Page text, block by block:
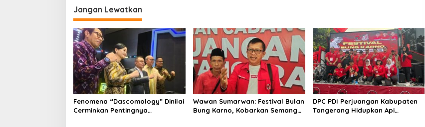
g
a
i
p
o
s
Jangan Lewatkan
Fenomena “Dascomology” Dinilai
Cerminkan Pentingnya
Wawan Sumarwan: Festival Bulan
Bung Karno, Kobarkan Semangat
DPC PDI Perjuangan Kabupaten
Tangerang Hidupkan Api